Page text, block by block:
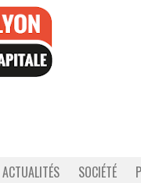
ACTUALITÉS SOCIÉTÉ